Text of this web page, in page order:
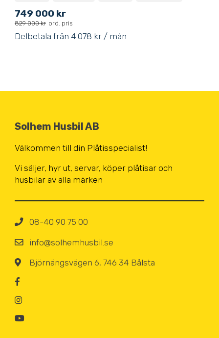
749 000 kr
829 000 kr ord. pris
Delbetala från 4 078 kr / mån
Solhem Husbil AB
Välkommen till din Plåtisspecialist!
Vi säljer, hyr ut, servar, köper plåtisar och
husbilar av alla märken
08-40 90 75 00
info@solhemhusbil.se
Björnängsvägen 6, 746 34 Bålsta